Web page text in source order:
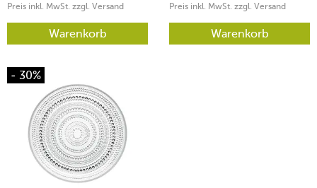
Preis inkl. MwSt. zzgl. Versand
Warenkorb
Preis inkl. MwSt. zzgl. Versand
Warenkorb
- 30%